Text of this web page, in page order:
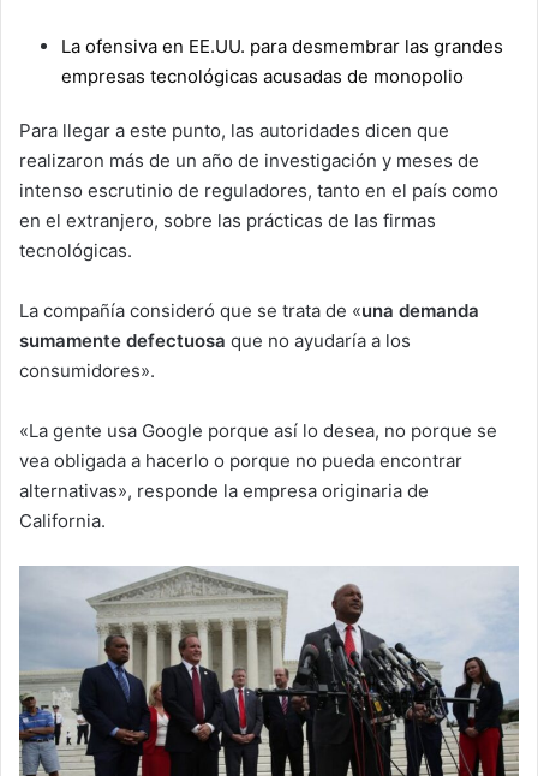
La ofensiva en EE.UU. para desmembrar las grandes
empresas tecnológicas acusadas de monopolio
Para llegar a este punto, las autoridades dicen que
realizaron más de un año de investigación y meses de
intenso escrutinio de reguladores, tanto en el país como
en el extranjero, sobre las prácticas de las firmas
tecnológicas.
La compañía consideró que se trata de «una demanda
sumamente defectuosa que no ayudaría a los
consumidores».
«La gente usa Google porque así lo desea, no porque se
vea obligada a hacerlo o porque no pueda encontrar
alternativas», responde la empresa originaria de
California.